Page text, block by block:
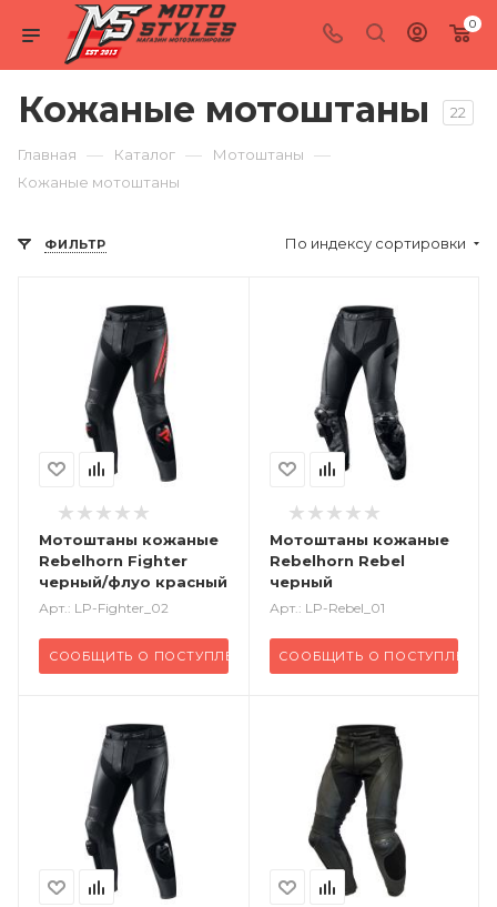
0
Кожаные мотоштаны 22
Главная — Каталог — Мотоштаны —
Кожаные мотоштаны
ФИЛЬТР По индексу сортировки
Мотоштаны кожаные
Rebelhorn Fighter
черный/флуо красный
Арт.: LP-Fighter_02
СООБЩИТЬ О ПОСТУПЛЕНИИ
Мотоштаны кожаные
Rebelhorn Rebel
черный
Арт.: LP-Rebel_01
СООБЩИТЬ О ПОСТУПЛЕНИИ